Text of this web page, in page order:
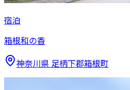
宿泊
箱根和の香
神奈川県 足柄下郡箱根町